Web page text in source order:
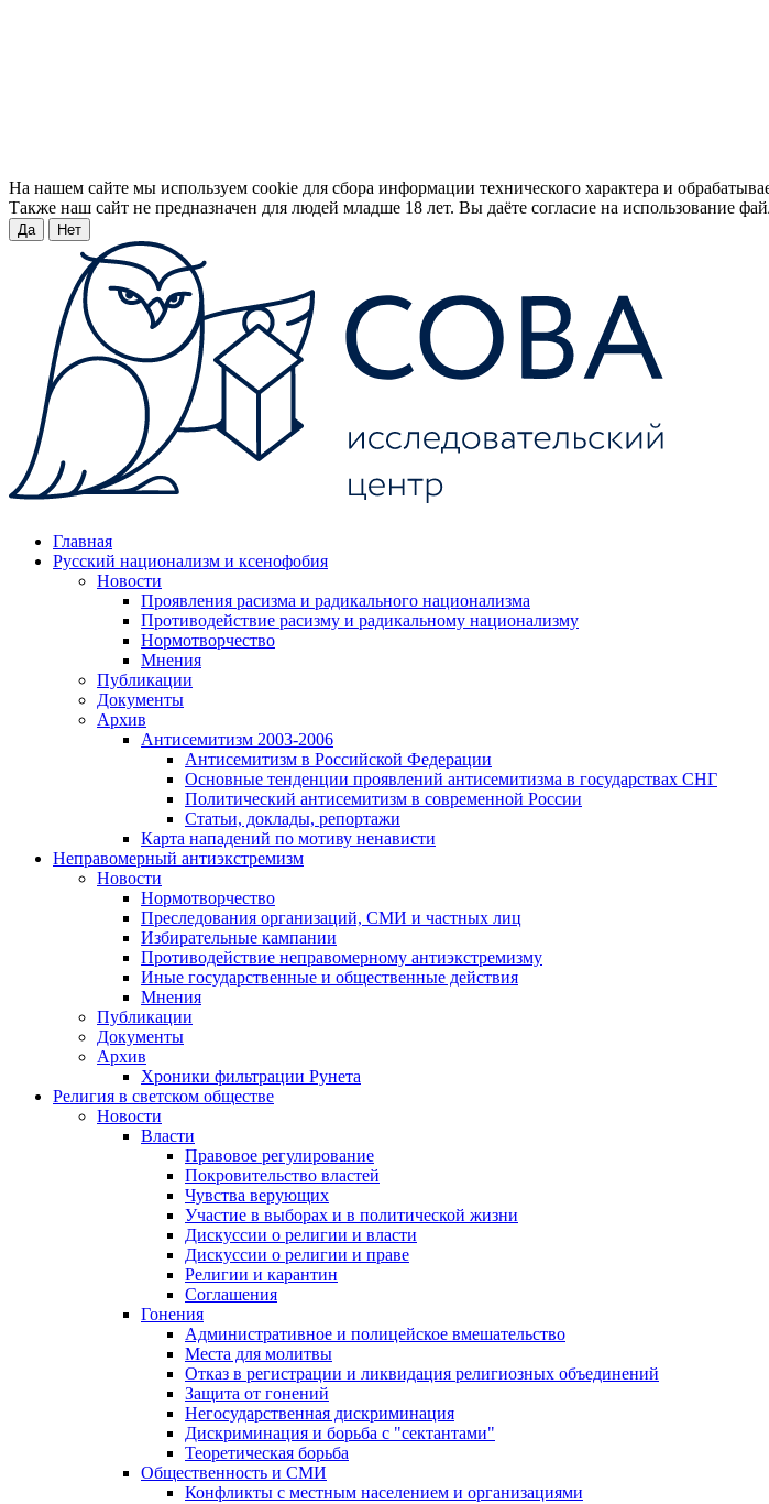
На нашем сайте мы используем cookie для сбора информации технического характера и
Также наш сайт не предназначен для людей младше 18 лет. Вы даёте согласие на использование
Да Нет
Главная
Русский национализм и ксенофобия
Новости
Проявления расизма и радикального национализма
Противодействие расизму и радикальному национализму
Нормотворчество
Мнения
Публикации
Документы
Архив
Антисемитизм 2003-2006
Антисемитизм в Российской Федерации
Основные тенденции проявлений антисемитизма в государствах СНГ
Политический антисемитизм в современной России
Статьи, доклады, репортажи
Карта нападений по мотиву ненависти
Неправомерный антиэкстремизм
Новости
Нормотворчество
Преследования организаций, СМИ и частных лиц
Избирательные кампании
Противодействие неправомерному антиэкстремизму
Иные государственные и общественные действия
Мнения
Публикации
Документы
Архив
Хроники фильтрации Рунета
Религия в светском обществе
Новости
Власти
Правовое регулирование
Покровительство властей
Чувства верующих
Участие в выборах и в политической жизни
Дискуссии о религии и власти
Дискуссии о религии и праве
Религии и карантин
Соглашения
Гонения
Административное и полицейское вмешательство
Места для молитвы
Отказ в регистрации и ликвидация религиозных объединений
Защита от гонений
Негосударственная дискриминация
Дискриминация и борьба с "сектантами"
Теоретическая борьба
Общественность и СМИ
Конфликты с местным населением и организациями